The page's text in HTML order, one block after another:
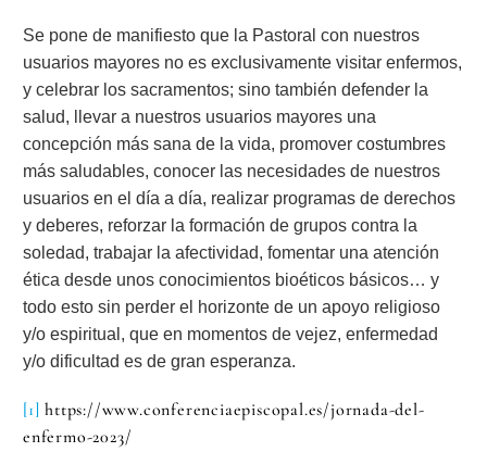
Se pone de manifiesto que la Pastoral con nuestros
usuarios mayores no es exclusivamente visitar enfermos,
y celebrar los sacramentos; sino también defender la
salud, llevar a nuestros usuarios mayores una
concepción más sana de la vida, promover costumbres
más saludables, conocer las necesidades de nuestros
usuarios en el día a día, realizar programas de derechos
y deberes, reforzar la formación de grupos contra la
soledad, trabajar la afectividad, fomentar una atención
ética desde unos conocimientos bioéticos básicos… y
todo esto sin perder el horizonte de un apoyo religioso
y/o espiritual, que en momentos de vejez, enfermedad
y/o dificultad es de gran esperanza.
[1] https://www.conferenciaepiscopal.es/jornada-del-
enfermo-2023/